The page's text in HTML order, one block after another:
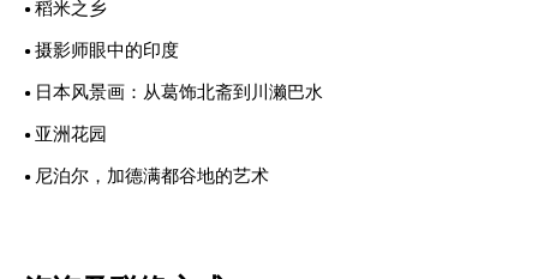
• 稻米之乡
• 摄影师眼中的印度
• 日本风景画：从葛饰北斋到川濑巴水
• 亚洲花园
• 尼泊尔，加德满都谷地的艺术